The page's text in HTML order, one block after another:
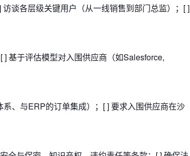
谈各层级关键用户（从一线销售到部门总监）；[ ]
基于评估模型对入围供应商（如Salesforce,
、与ERP的订单集成）；[ ] 要求入围供应商在沙